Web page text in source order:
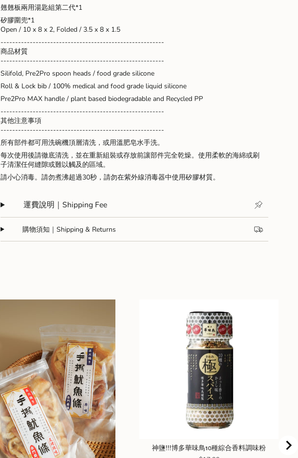
翹翹板兩用湯匙組第二代*1
矽膠圍兜*1
Open / 10 x 8 x 2, Folded / 3.5 x 8 x 1.5
--------------------------------------------------------
商品材質
--------------------------------------------------------
Silifold, Pre2Pro spoon heads / food grade silicone
Roll & Lock bib / 100% medical and food grade liquid silicone
Pre2Pro MAX handle / plant based biodegradable and Recycled PP
--------------------------------------------------------
其他注意事項
--------------------------------------------------------
所有部件都可用洗碗機頂層清洗，或用溫肥皂水手洗。
每次使用後請徹底清洗，並在重新組裝或存放前讓部件完全乾燥。使用柔軟的海綿或刷
子清潔任何縫隙或難以觸及的區域。
請小心消毒。請勿煮沸超過30秒，請勿在紫外線消毒器中使用矽膠材質。
運費說明｜Shipping Fee
購物須知｜Shipping & Returns
神鹽!!!博多華味鳥10種綜合香料調味粉